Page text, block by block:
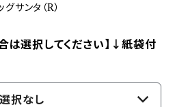
サンタ（R）
は選択してください】↓紙袋付
選択なし